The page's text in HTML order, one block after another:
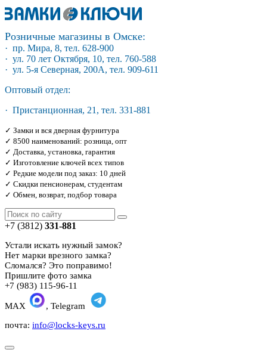
Розничные магазины в Омске:
· пр. Мира, 8, тел. 628-900
· ул. 70 лет Октября, 10, тел. 760-588
· ул. 5-я Северная, 200А, тел. 909-611
Оптовый отдел:
· Пристанционная, 21, тел. 331-881
✓ Замки и вся дверная фурнитура
✓ 8500 наименований: розница, опт
✓ Доставка, установка, гарантия
✓ Изготовление ключей всех типов
✓ Редкие модели под заказ: 10 дней
✓ Скидки пенсионерам, студентам
✓ Обмен, возврат, подбор товара
+7 (3812) 331-881
Устали искать нужный замок?
Нет марки врезного замка?
Сломался? Это поправимо!
Пришлите фото замка
+7 (983) 115-96-11
MAX
, Telegram
почта: info@locks-keys.ru